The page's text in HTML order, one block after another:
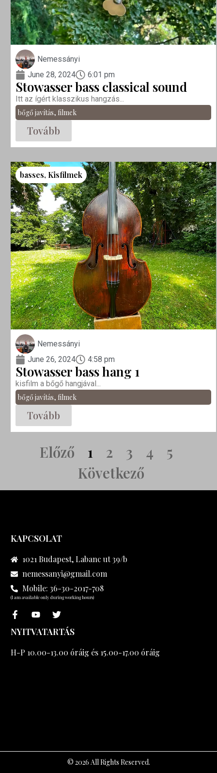
Nemessányi
June 28, 2024
6:01 pm
Stowasser bass classical sound
Itt az ígért klasszikus hangzás...
bőgő javítás, filmek
Tovább
basses, Kisfilmek
Nemessányi
June 26, 2024
4:58 pm
Stowasser bass hang 1
kisfilm a bőgő hangjával...
bőgő javítás, filmek
Tovább
Előző 1 2 3 4
5
Következő
KAPCSOLAT
1021 Budapest, Labanc ut 39/b
nemessanyi@gmail.com
Mobile: 36-30-2017-708
(I am available only during working hours)
NYITVATARTÁS
H-P 10.00-13.00 óráig és 15.00-17.00 óráig
© 2026 All Rights Reserved.